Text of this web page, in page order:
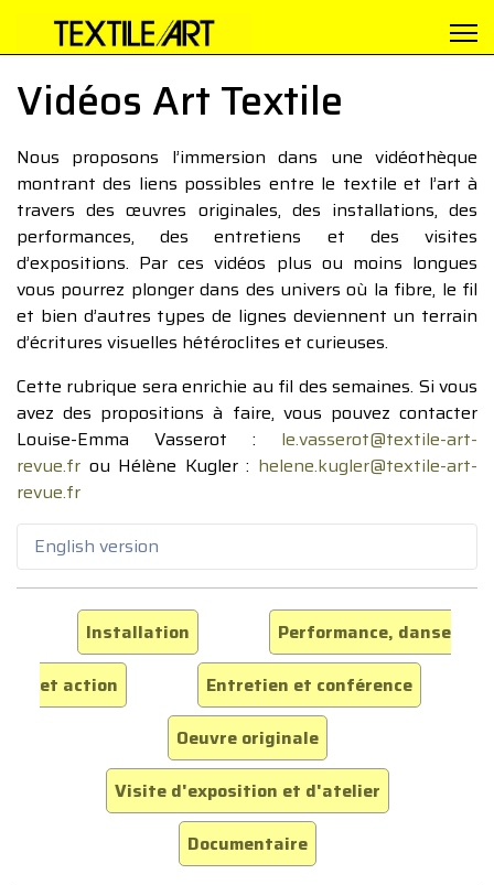
Vidéos Art Textile
Nous proposons l’immersion dans une vidéothèque
montrant des liens possibles entre le textile et l’art à
travers des œuvres originales, des installations, des
performances, des entretiens et des visites
d’expositions. Par ces vidéos plus ou moins longues
vous pourrez plonger dans des univers où la fibre, le fil
et bien d’autres types de lignes deviennent un terrain
d’écritures visuelles hétéroclites et curieuses.
Cette rubrique sera enrichie au fil des semaines. Si vous
avez des propositions à faire, vous pouvez contacter
Louise-Emma Vasserot : le.vasserot@textile-art-
revue.fr ou Hélène Kugler : helene.kugler@textile-art-
revue.fr
English version
Installation
Performance, danse
et action
Entretien et conférence
Oeuvre originale
Visite d'exposition et d'atelier
Documentaire